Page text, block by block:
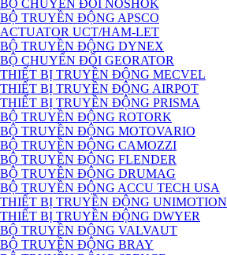
BỘ CHUYỂN ĐỔI NOSHOK
BỘ TRUYỀN ĐỘNG APSCO
ACTUATOR UCT/HAM-LET
BỘ TRUYỀN ĐỘNG DYNEX
BỘ CHUYỂN ĐỔI GEORATOR
THIẾT BỊ TRUYỀN ĐỘNG MECVEL
THIẾT BỊ TRUYỀN ĐỘNG AIRPOT
THIẾT BỊ TRUYỀN ĐỘNG PRISMA
BỘ TRUYỀN ĐỘNG ROTORK
BỘ TRUYỀN ĐỘNG MOTOVARIO
BỘ TRUYỀN ĐỘNG CAMOZZI
BỘ TRUYỀN ĐỘNG FLENDER
BỘ TRUYỀN ĐỘNG DRUMAG
BỘ TRUYỀN ĐỘNG ACCU TECH USA
THIẾT BỊ TRUYỀN ĐỘNG UNIMOTION
THIẾT BỊ TRUYỀN ĐỘNG DWYER
BỘ TRUYỀN ĐỘNG VALVAUT
BỘ TRUYỀN ĐỘNG BRAY